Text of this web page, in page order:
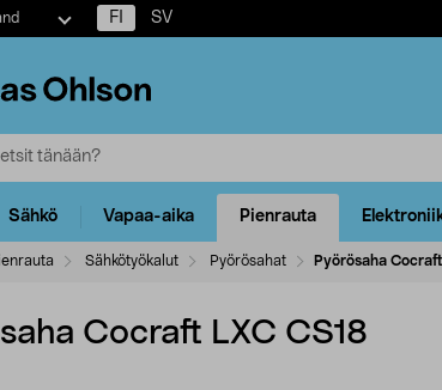
FI SV
Sähkö Vapaa-aika Pienrauta
Sähkötyökalut Pyörösahat Pyörösaha
Cocraft LXC CS18